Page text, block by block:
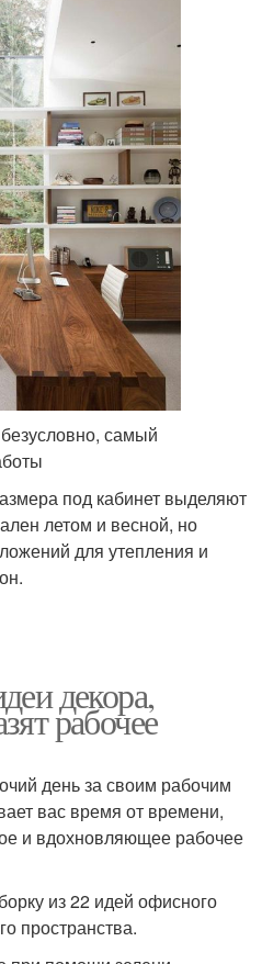
самый
под кабинет выделяют
летом и весной, но
для утепления и
декора,
рабочее
день за своим рабочим
вас время от времени,
и вдохновляющее рабочее
из 22 идей офисного
пространства.